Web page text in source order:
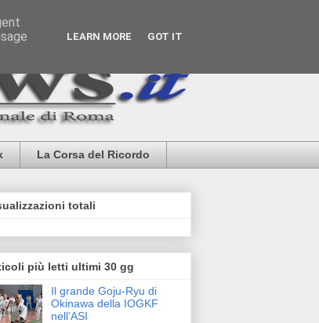
La Corsa del Ricordo
totali
più letti ultimi 30 gg
Il grande Goju-Ryu di
Okinawa della IOGKF
nell’ASI
LEARN MORE GOT IT